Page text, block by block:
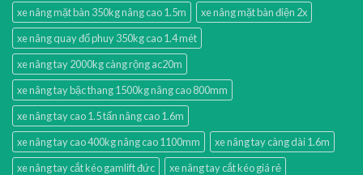
xe nâng mặt bàn 350kg nâng cao 1.5m
xe nâng mặt bàn điện 2x
xe nâng quay đổ phuy 350kg cao 1.4 mét
xe nâng tay 2000kg càng rộng ac20m
xe nâng tay bậc thang 1500kg nâng cao 800mm
xe nâng tay cao 1.5 tấn nâng cao 1.6m
xe nâng tay cao 400kg nâng cao 1100mm
xe nâng tay càng dài 1.6m
xe nâng tay cắt kéo gamlift đức
xe nâng tay cắt kéo giá rẻ